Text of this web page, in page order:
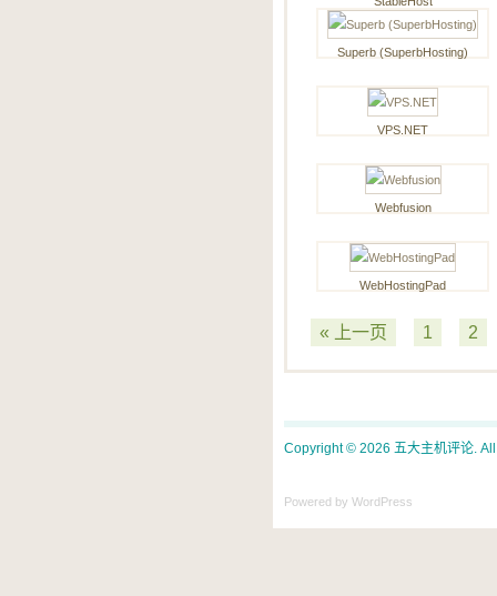
Superb (SuperbHosting)
VPS.NET
Webfusion
WebHostingPad
« 上一页 1 2
Copyright © 2026 五大主机评论.
Powered by WordPress